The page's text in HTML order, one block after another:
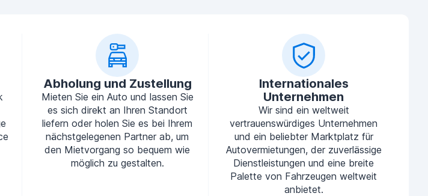
Abholung und Zustellung
Mieten Sie ein Auto und lassen Sie
es sich direkt an Ihren Standort
liefern oder holen Sie es bei Ihrem
nächstgelegenen Partner ab, um
den Mietvorgang so bequem wie
möglich zu gestalten.
Internationales
Unternehmen
Wir sind ein weltweit
vertrauenswürdiges Unternehmen
und ein beliebter Marktplatz für
Autovermietungen, der zuverlässige
Dienstleistungen und eine breite
Palette von Fahrzeugen weltweit
anbietet.